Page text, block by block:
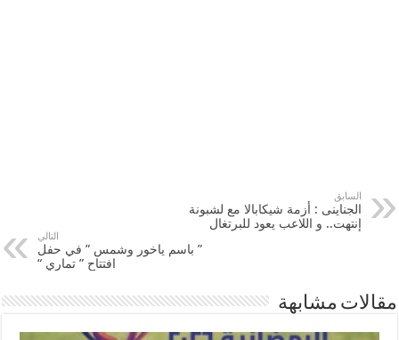
السابق
الجناينى : أزمة شيكابالا مع لشبونة
إنتهت.. و اللاعب يعود للبرتغال
التالي
” باسم ياخور وشمس ” في حفل
افتتاح ” تماري “
مقالات مشابهة